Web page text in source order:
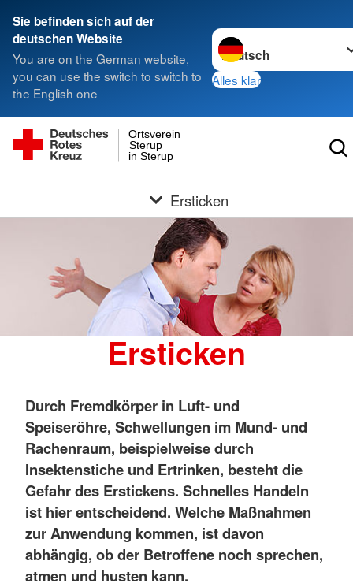
Sie befinden sich auf der
deutschen Website
You are on the German website,
you can use the switch to switch to
the English one
Sprache wechseln zu
Alles klar
in Sterup
Sterup
Ortsverein
Ersticken
Ersticken
Durch Fremdkörper in Luft- und
Speiseröhre, Schwellungen im Mund- und
Rachenraum, beispielweise durch
Insektenstiche und Ertrinken, besteht die
Gefahr des Erstickens. Schnelles Handeln
ist hier entscheidend. Welche Maßnahmen
zur Anwendung kommen, ist davon
abhängig, ob der Betroffene noch sprechen,
atmen und husten kann.